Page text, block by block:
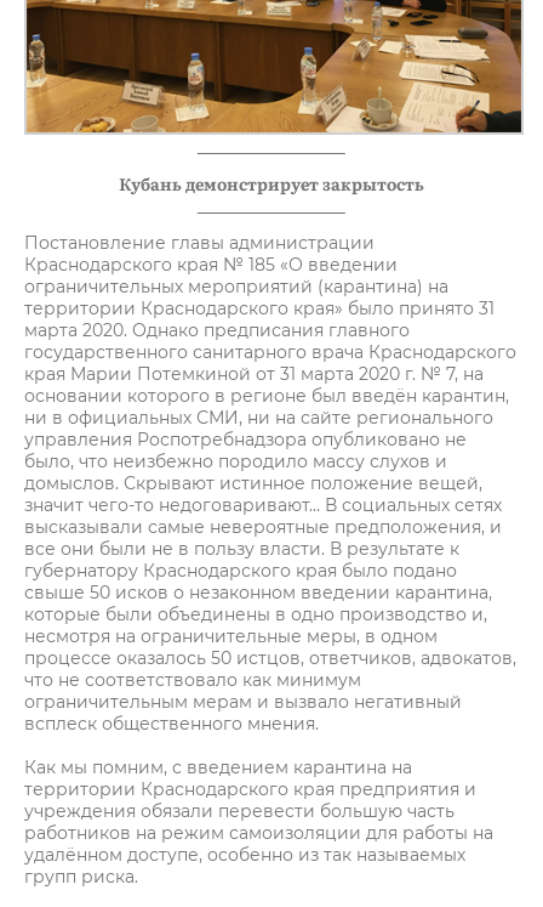
Кубань демонстрирует закрытость
Постановление главы администрации
Краснодарского края № 185 «О введении
ограничительных мероприятий (карантина) на
территории Краснодарского края» было принято 31
марта 2020. Однако предписания главного
государственного санитарного врача Краснодарского
края Марии Потемкиной от 31 марта 2020 г. № 7, на
основании которого в регионе был введён карантин,
ни в официальных СМИ, ни на сайте регионального
управления Роспотребнадзора опубликовано не
было, что неизбежно породило массу слухов и
домыслов. Скрывают истинное положение вещей,
значит чего-то недоговаривают… В социальных сетях
высказывали самые невероятные предположения, и
все они были не в пользу власти. В результате к
губернатору Краснодарского края было подано
свыше 50 исков о незаконном введении карантина,
которые были объединены в одно производство и,
несмотря на ограничительные меры, в одном
процессе оказалось 50 истцов, ответчиков, адвокатов,
что не соответствовало как минимум
ограничительным мерам и вызвало негативный
всплеск общественного мнения.
Как мы помним, с введением карантина на
территории Краснодарского края предприятия и
учреждения обязали перевести большую часть
работников на режим самоизоляции для работы на
удалённом доступе, особенно из так называемых
групп риска.